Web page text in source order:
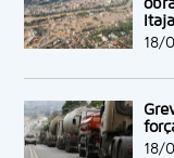
18/
18/